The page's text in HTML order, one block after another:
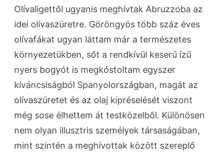
Olívaligettől ugyanis meghívtak Abruzzoba az
idei olívaszüretre. Göröngyös több száz éves
olívafákat ugyan láttam már a természetes
környezetükben, sőt a rendkívül keserű ízű
nyers bogyót is megkóstoltam egyszer
kíváncsiságból Spanyolországban, magát az
olívaszüretet és az olaj kipréselését viszont
még sose élhettem át testközelből. Különösen
nem olyan illusztris személyek társaságában,
mint szintén a meghívottak között szereplő